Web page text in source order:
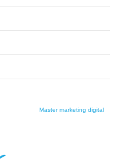
Master marketing digital